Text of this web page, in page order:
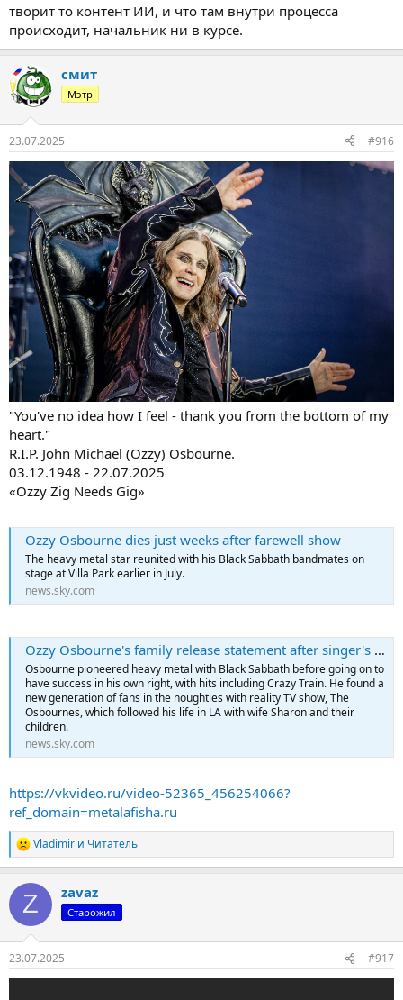
творит то контент ИИ, и что там внутри процесса
происходит, начальник ни в курсе.
смит
Мэтр
23.07.2025 #916
"You've no idea how I feel - thank you from the bottom of my
heart."
R.I.P. John Michael (Ozzy) Osbourne.
03.12.1948 - 22.07.2025
«Ozzy Zig Needs Gig»
Ozzy Osbourne dies just weeks after farewell show
The heavy metal star reunited with his Black Sabbath bandmates on
stage at Villa Park earlier in July.
news.sky.com
Ozzy Osbourne's family release statement after singer's death | Latest
Osbourne pioneered heavy metal with Black Sabbath before going on to
have success in his own right, with hits including Crazy Train. He found a
new generation of fans in the noughties with reality TV show, The
Osbournes, which followed his life in LA with wife Sharon and their
children.
news.sky.com
https://vkvideo.ru/video-52365_456254066?
ref_domain=metalafisha.ru
Р
е
к
и
Vladimir и Читатель
Z zavaz
Старожил
23.07.2025 #917